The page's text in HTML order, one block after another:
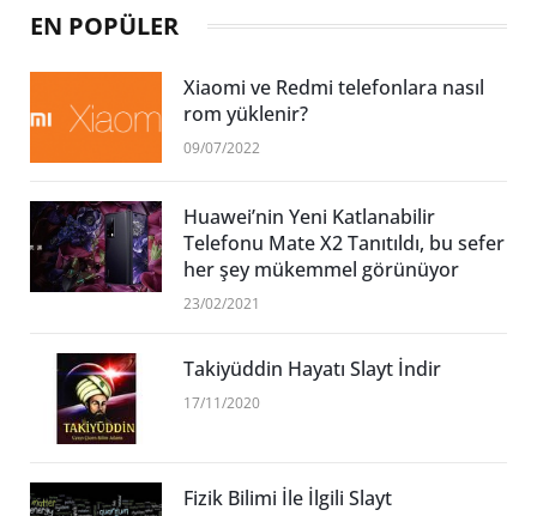
EN POPÜLER
Xiaomi ve Redmi telefonlara nasıl
rom yüklenir?
09/07/2022
Huawei’nin Yeni Katlanabilir
Telefonu Mate X2 Tanıtıldı, bu sefer
her şey mükemmel görünüyor
23/02/2021
Takiyüddin Hayatı Slayt İndir
17/11/2020
Fizik Bilimi İle İlgili Slayt